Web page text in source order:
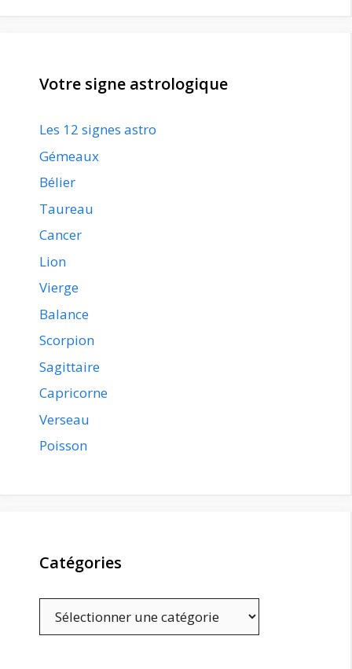
Votre signe astrologique
Les 12 signes astro
Gémeaux
Bélier
Taureau
Cancer
Lion
Vierge
Balance
Scorpion
Sagittaire
Capricorne
Verseau
Poisson
Catégories